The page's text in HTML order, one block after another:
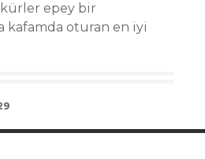
epey bir
kafamda oturan en iyi